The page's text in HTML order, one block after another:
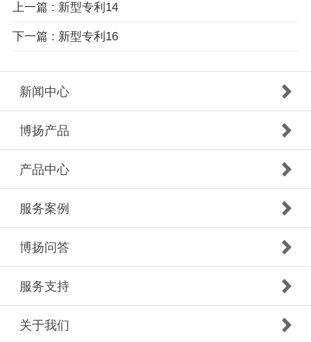
上一篇 : 新型专利14
下一篇 : 新型专利16
新闻中心
博扬产品
产品中心
服务案例
博扬问答
服务支持
关于我们